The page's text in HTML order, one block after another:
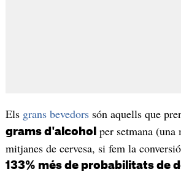
Els grans bevedorssón aquells que
grams d'alcohol per setmana (una
mitjanes de cervesa, si fem la
133% més de probabilitats de